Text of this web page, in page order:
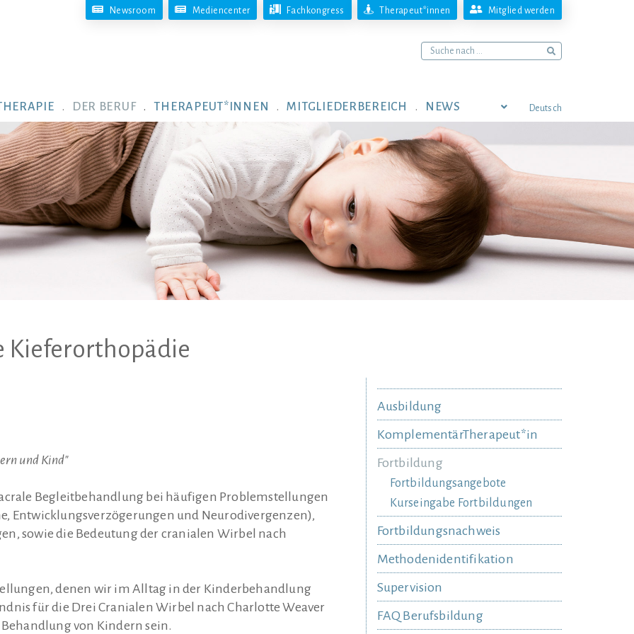
Newsroom Mediencenter Fachkongress Therapeut*innen Mitglied werden
DER BERUF THERAPEUT*INNEN MITGLIEDERBEREICH NEWS Deutsch
Kieferorthopädie
und Kind"
Begleitbehandlung bei häufigen Problemstellungen
Entwicklungsverzögerungen und Neurodivergenzen),
sowie die Bedeutung der cranialen Wirbel nach
denen wir im Alltag in der Kinderbehandlung
für die Drei Cranialen Wirbel nach Charlotte Weaver
von Kindern sein.
Ausbildung
KomplementärTherapeut*in
Fortbildung
Fortbildungsangebote
Kurseingabe Fortbildungen
Fortbildungsnachweis
Methodenidentifikation
Supervision
FAQ Berufsbildung